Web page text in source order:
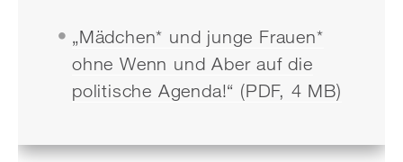
„Mädchen* und junge Frauen*
ohne Wenn und Aber auf die
politische Agenda!“ (PDF, 4 MB)